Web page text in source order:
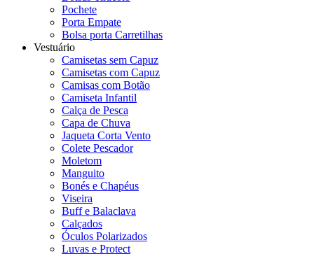
Pochete
Porta Empate
Bolsa porta Carretilhas
Vestuário
Camisetas sem Capuz
Camisetas com Capuz
Camisas com Botão
Camiseta Infantil
Calça de Pesca
Capa de Chuva
Jaqueta Corta Vento
Colete Pescador
Moletom
Manguito
Bonés e Chapéus
Viseira
Buff e Balaclava
Calçados
Óculos Polarizados
Luvas e Protect